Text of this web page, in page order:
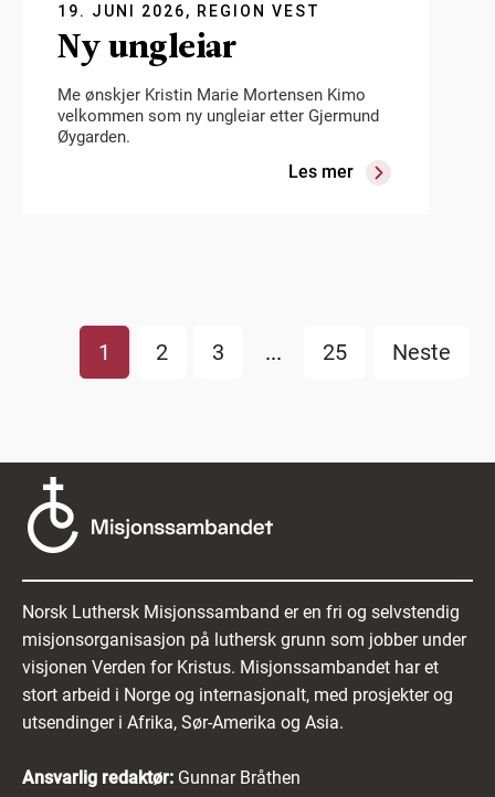
19. JUNI 2026, REGION VEST
Ny ungleiar
Me ønskjer Kristin Marie Mortensen Kimo
velkommen som ny ungleiar etter Gjermund
Øygarden.
Les mer
1 2 3 ... 25 Neste
Norsk Luthersk Misjonssamband er en fri og selvstendig
misjonsorganisasjon på luthersk grunn som jobber under
visjonen Verden for Kristus. Misjonssambandet har et
stort arbeid i Norge og internasjonalt, med prosjekter og
utsendinger i Afrika, Sør-Amerika og Asia.
Ansvarlig redaktør: Gunnar Bråthen